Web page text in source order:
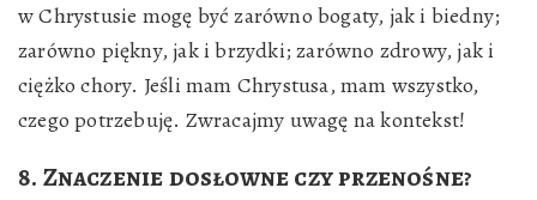
w Chrystusie mogę być zarówno bogaty, jak i biedny;
zarówno piękny, jak i brzydki; zarówno zdrowy, jak i
ciężko chory. Jeśli mam Chrystusa, mam wszystko,
czego potrzebuję. Zwracajmy uwagę na kontekst!
8. Znaczenie dosłowne czy przenośne?